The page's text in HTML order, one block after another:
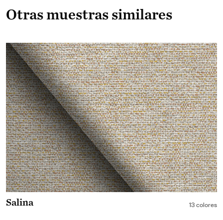
Otras muestras similares
Salina 13 colores